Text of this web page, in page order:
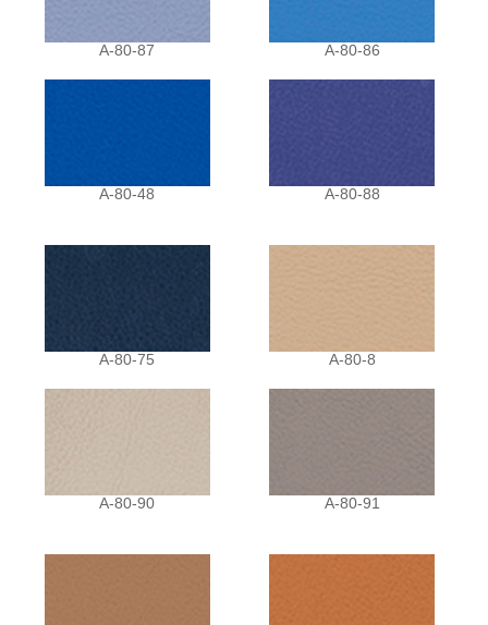
A-80-87 A-80-86
A-80-48 A-80-88
A-80-75 A-80-8
A-80-90 A-80-91